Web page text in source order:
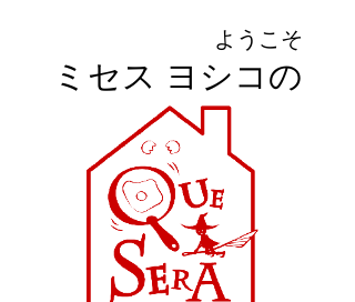
ようこそ
ミセス ヨシコの